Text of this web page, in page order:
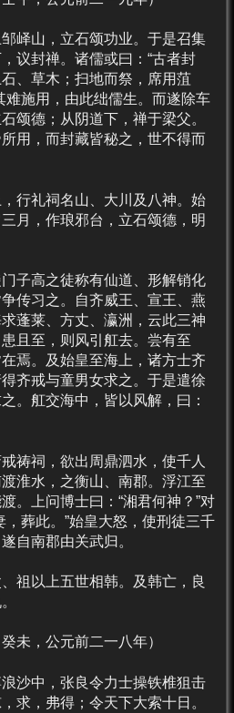
山，立石颂功业。于是召集
议封禅。诸儒或曰：“古者封
、草木；扫地而祭，席用菹
难施用，由此绌儒生。而遂除车
颂德；从阴道下，禅于梁父。
用，而封藏皆秘之，世不得而
礼祠名山、大川及八神。始
月，作琅邪台，立石颂德，明
高之徒称有仙道、形解销化
传习之。自齐威王、宣王、燕
蓬莱、方丈、瀛洲，云此三神
且至，则风引舡去。尝有至
焉。及始皇至海上，诸方士齐
齐戒与童男女求之。于是遣徐
。舡交海中，皆以风解，曰：
祠，欲出周鼎泗水，使千人
淮水，之衡山、南郡。浮江至
。上问博士曰：“湘君何神？”对
，葬此。”始皇大怒，使刑徒三千
自南郡由关武归。
以上五世相韩。及韩亡，良
，公元前二一八年）
中，张良令力士操铁椎狙击
求，弗得；令天下大索十日。